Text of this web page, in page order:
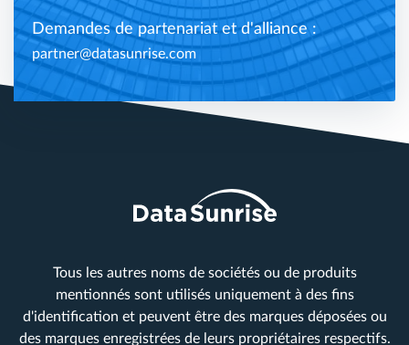
Demandes de partenariat et d'alliance :
partner@datasunrise.com
Tous les autres noms de sociétés ou de produits
mentionnés sont utilisés uniquement à des fins
d'identification et peuvent être des marques déposées ou
des marques enregistrées de leurs propriétaires respectifs.